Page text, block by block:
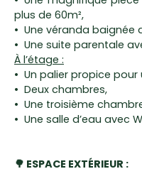
plus de 60m²,
Une véranda baignée
Une suite parentale
À l’étage :
Un palier propice pour
Deux chambres,
Une troisième
Une salle d’eau avec
🌳 ESPACE EXTÉRIEUR :